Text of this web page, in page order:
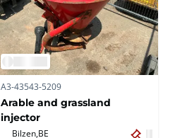
A3-43543-5209
Arable and grassland
injector
Bilzen, BE